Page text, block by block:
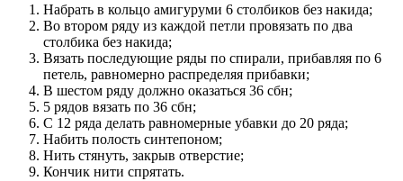
Набрать в кольцо амигуруми 6 столбиков без накида;
Во втором ряду из каждой петли провязать по два
столбика без накида;
Вязать последующие ряды по спирали, прибавляя по 6
петель, равномерно распределяя прибавки;
В шестом ряду должно оказаться 36 сбн;
5 рядов вязать по 36 сбн;
С 12 ряда делать равномерные убавки до 20 ряда;
Набить полость синтепоном;
Нить стянуть, закрыв отверстие;
Кончик нити спрятать.